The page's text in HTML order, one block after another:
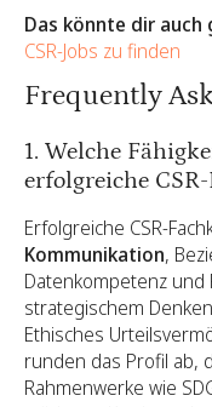
Das könnte dir auch
CSR-Jobs zu finden
Frequently
1. Welche
erfolgreiche
Erfolgreiche CSR-
Kommunikation,
Datenkompetenz
strategischem
Ethisches
runden das Profil ab,
Rahmenwerke wie